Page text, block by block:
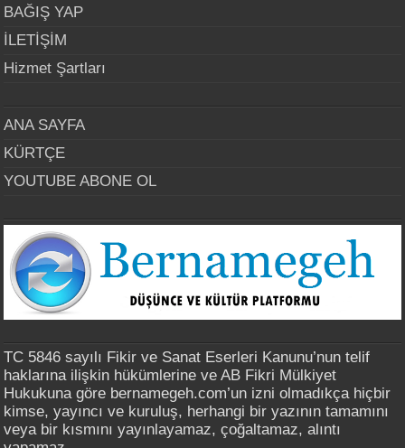
BAĞIŞ YAP
İLETİŞİM
Hizmet Şartları
ANA SAYFA
KÜRTÇE
YOUTUBE ABONE OL
TC 5846 sayılı Fikir ve Sanat Eserleri Kanunu’nun telif
haklarına ilişkin hükümlerine ve AB Fikri Mülkiyet
Hukukuna göre bernamegeh.com’un izni olmadıkça hiçbir
kimse, yayıncı ve kuruluş, herhangi bir yazının tamamını
veya bir kısmını yayınlayamaz, çoğaltamaz, alıntı